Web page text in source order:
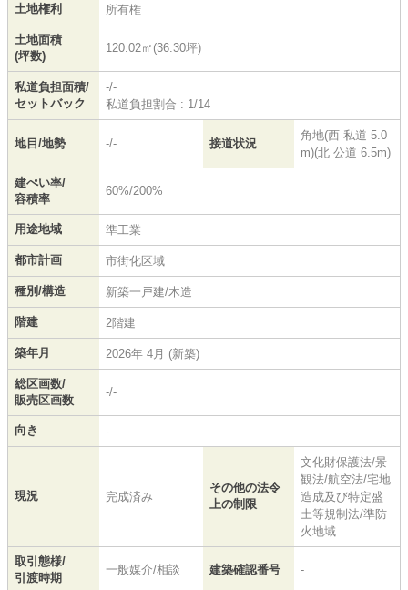
土地権利 所有権
土地面積
(坪数)
120.02㎡(36.30坪)
私道負担面積/
セットバック
-/-
私道負担割合 : 1/14
地目/地勢 -/- 接道状況
角地(西 私道 5.0
m)(北 公道 6.5m)
建ぺい率/
容積率
60%/200%
用途地域 準工業
都市計画 市街化区域
種別/構造 新築一戸建/木造
階建 2階建
築年月 2026年 4月 (新築)
総区画数/
販売区画数
-/-
向き -
現況 完成済み
その他の法令
上の制限
文化財保護法/景
観法/航空法/宅地
造成及び特定盛
土等規制法/準防
火地域
取引態様/
引渡時期
一般媒介/相談 建築確認番号 -